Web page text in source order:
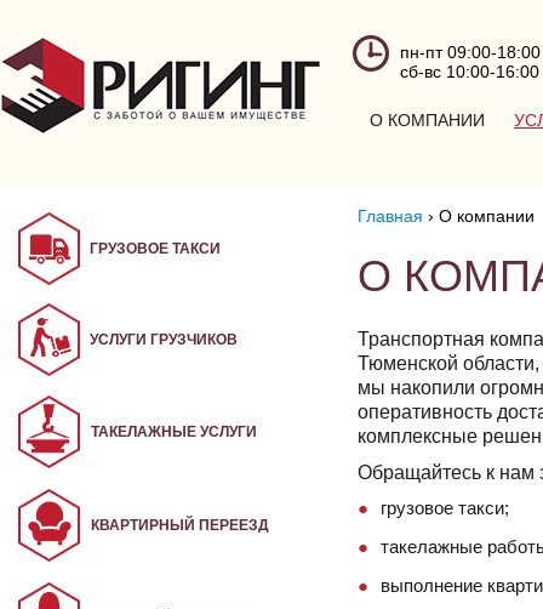
пн-пт 09:00-18:00
сб-вс 10:00-16:00
О КОМПАНИИ
Главная › О компании
О
Транспортная
Тюменской
мы накопили
оперативность
комплексные
Обращайтесь к нам
грузовое такси;
такелажные
выполнение
ГРУЗОВОЕ ТАКСИ
УСЛУГИ ГРУЗЧИКОВ
ТАКЕЛАЖНЫЕ УСЛУГИ
КВАРТИРНЫЙ ПЕРЕЕЗД